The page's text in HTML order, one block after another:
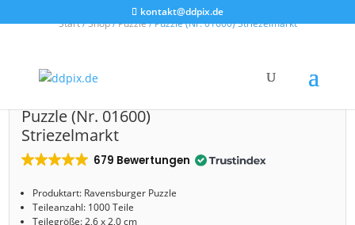
kontakt@ddpix.de
Start/Shop/Puzzle/ Puzzle (Nr. 01600) Striezelmarkt
Puzzle (Nr. 01600)
Striezelmarkt
679 Bewertungen
Produktart: Ravensburger Puzzle
Teileanzahl: 1000 Teile
Teilegröße: 2,6 x 2,0 cm